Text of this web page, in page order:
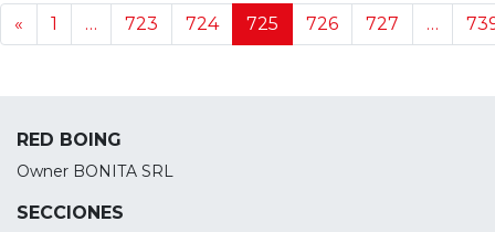
Navegación de noticias
« 1 … 723 724 725 726 727 …
RED BOING
Owner BONITA SRL
SECCIONES